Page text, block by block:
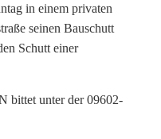
in einem privaten
seinen Bauschutt
Schutt einer
bittet unter der 09602-